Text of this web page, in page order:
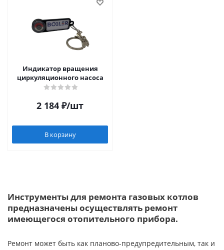
Индикатор вращения
циркуляционного насоса
2 184 ₽/шт
В корзину
Инструменты для ремонта газовых котлов
предназначены осуществлять ремонт
имеющегося отопительного прибора.
Ремонт может быть как планово-предупредительным, так и